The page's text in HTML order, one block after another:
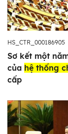
HS_CTR_000186905
Sơ kết một
của hệ thống
cấp